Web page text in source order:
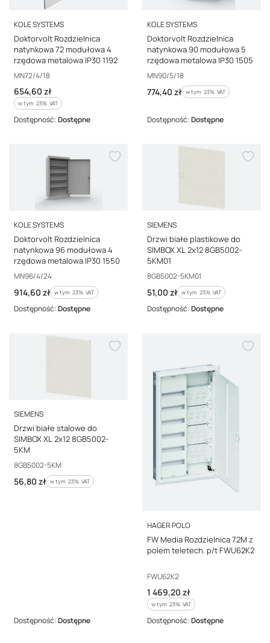
PRODUCENT
KOLE SYSTEMS
Doktorvolt Rozdzielnica
natynkowa 72 modułowa 4
rzędowa metalowa IP30 1192
Kod producenta
MN72/4/18
Cena brutto
654,60 zł
w tym %s VAT
w tym 23% VAT
Dostępność:Dostępne
PRODUCENT
KOLE SYSTEMS
Doktorvolt Rozdzielnica
natynkowa 90 modułowa 5
rzędowa metalowa IP30 1505
Kod producenta
MN90/5/18
Cena brutto
774,40 zł w tym %s VAT
w tym 23% VAT
Dostępność:Dostępne
PRODUCENT
KOLE SYSTEMS
Doktorvolt Rozdzielnica
natynkowa 96 modułowa 4
rzędowa metalowa IP30 1550
Kod producenta
MN96/4/24
Cena brutto
914,60 zł w tym %s VAT
w tym 23% VAT
Dostępność:Dostępne
PRODUCENT
SIEMENS
Drzwi białe plastikowe do
SIMBOX XL 2x12 8GB5002-
5KM01
Kod producenta
8GB5002-5KM01
Cena brutto
51,00 zł w tym %s VAT
w tym 23% VAT
Dostępność:Dostępne
PRODUCENT
SIEMENS
Drzwi białe stalowe do
SIMBOX XL 2x12 8GB5002-
5KM
Kod producenta
8GB5002-5KM
Cena brutto
56,80 zł w tym %s VAT
w tym 23% VAT
Dostępność:Dostępne
PRODUCENT
HAGER POLO
FW Media Rozdzielnica 72M z
polem teletech. p/t FWU62K2
Kod producenta
FWU62K2
Cena brutto
1 469,20 zł
w tym %s VAT
w tym 23% VAT
Dostępność:Dostępne